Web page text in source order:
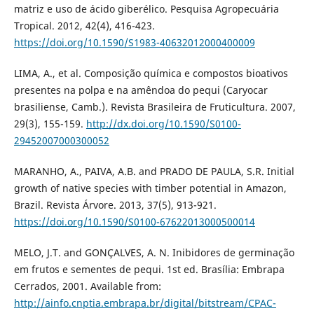
matriz e uso de ácido giberélico. Pesquisa Agropecuária
Tropical. 2012, 42(4), 416-423.
https://doi.org/10.1590/S1983-40632012000400009
LIMA, A., et al. Composição química e compostos bioativos
presentes na polpa e na amêndoa do pequi (Caryocar
brasiliense, Camb.). Revista Brasileira de Fruticultura. 2007,
29(3), 155-159. http://dx.doi.org/10.1590/S0100-
29452007000300052
MARANHO, A., PAIVA, A.B. and PRADO DE PAULA, S.R. Initial
growth of native species with timber potential in Amazon,
Brazil. Revista Árvore. 2013, 37(5), 913-921.
https://doi.org/10.1590/S0100-67622013000500014
MELO, J.T. and GONÇALVES, A. N. Inibidores de germinação
em frutos e sementes de pequi. 1st ed. Brasília: Embrapa
Cerrados, 2001. Available from:
http://ainfo.cnptia.embrapa.br/digital/bitstream/CPAC-